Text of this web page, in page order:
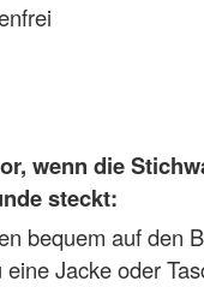
wenn die
steckt:
bequem auf den
Jacke oder